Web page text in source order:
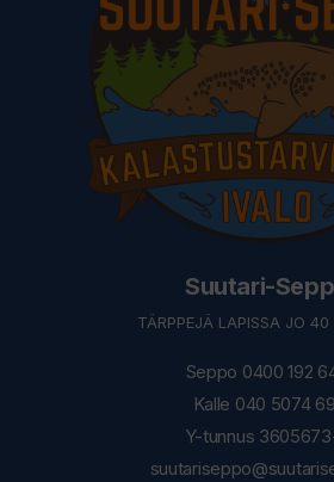
Suutari-
TÄRPPEJÄ LAPISSA JO
Seppo 0400 192
Kalle 040 5074
Y-tunnus